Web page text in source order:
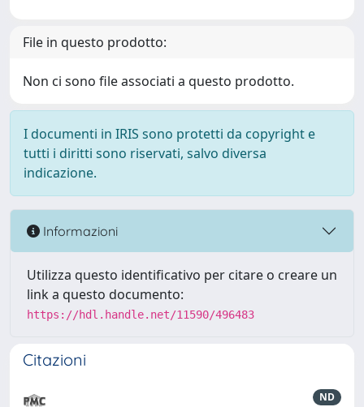
File in questo prodotto:
Non ci sono file associati a questo prodotto.
I documenti in IRIS sono protetti da copyright e
tutti i diritti sono riservati, salvo diversa
indicazione.
Informazioni
Utilizza questo identificativo per citare o creare un
link a questo documento:
https://hdl.handle.net/11590/496483
Citazioni
ND